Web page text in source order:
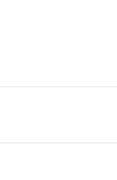
il pedigree, la
la vita di un